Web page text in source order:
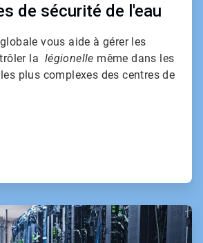
de sécurité de l'eau
vous aide à gérer les
la légionelle même dans les
plus complexes des centres de